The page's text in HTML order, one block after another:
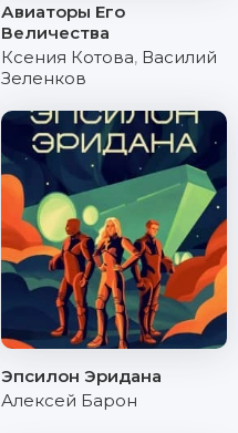
Авиаторы Его
Величества
Ксения Котова, Василий
Зеленков
Эпсилон Эридана
Алексей Барон